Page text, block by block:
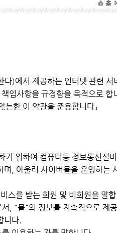
홈
)에서 제공하는 인터넷 관련 서
임사항을 규정함을 목적으로 합
한 이 약관을 준용합니다」
위하여 컴퓨터등 정보통신설
, 아울러 사이버몰을 운영하는
스를 받는 회원 및 비회원을 말
, "몰"의 정보를 지속적으로 제
니다.